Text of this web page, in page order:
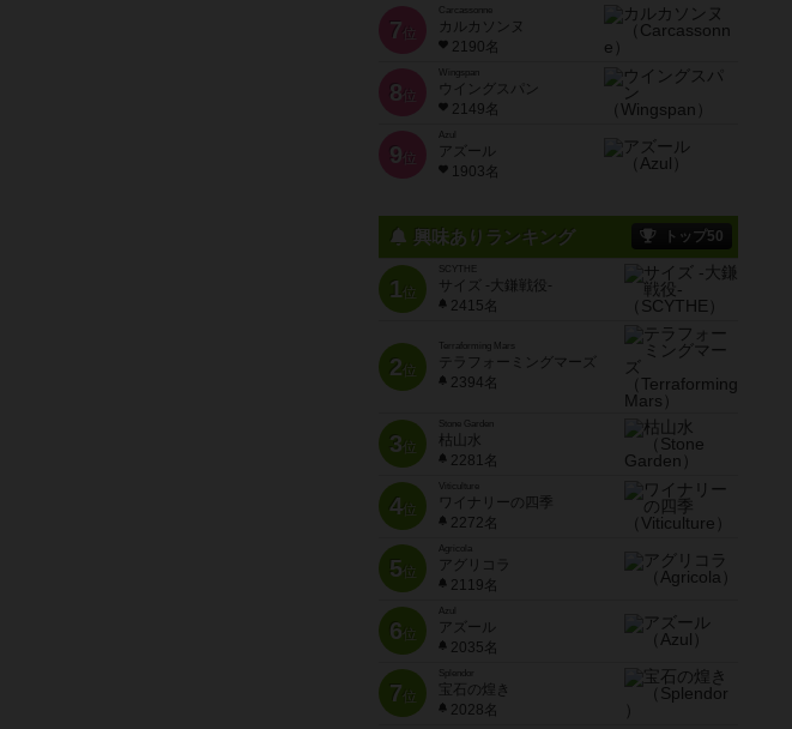
7 位
Carcassonne
カルカソンヌ
2190名
8 位
Wingspan
ウイングスパン
2149名
9 位
Azul
アズール
1903名
興味ありランキング トップ50
1位
SCYTHE
サイズ -大鎌戦役-
2415名
2位
Terraforming Mars
テラフォーミングマーズ
2394名
3位
Stone Garden
枯山水
2281名
4位
Viticulture
ワイナリーの四季
2272名
5位
Agricola
アグリコラ
2119名
6位
Azul
アズール
2035名
7位
宝石の煌き
2028名